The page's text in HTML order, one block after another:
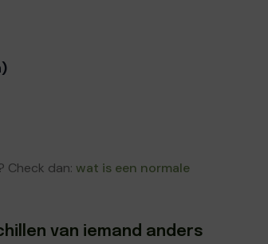
Check dan: wat is een normale
van iemand anders